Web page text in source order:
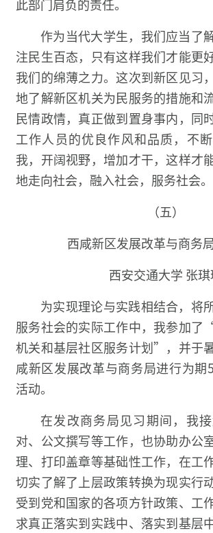
此部门肩负的责任。
作为当代大学生，我们应当了
注民生百态，只有这样我们才能更
我们的绵薄之力。这次到新区见习
地了解新区机关为民服务的措施和
民情政情，真正做到置身事内，同
工作人员的优良作风和品质，不
我，开阔视野，增加才干，这样才
地走向社会，融入社会，服务社会。
（五）
西咸新区发展改革与商务
西安交通大学 张
为实现理论与实践相结合，将
服务社会的实际工作中，我参加了
机关和基层社区服务计划”，并于
咸新区发展改革与商务局进行为期
活动。
在发改商务局见习期间，我
对、公文撰写等工作，也协助办公
理、打印盖章等基础性工作，在工
切实了解了上层政策转换为现实行
受到党和国家的各项方针政策、工
求真正落实到实践中、落实到基层